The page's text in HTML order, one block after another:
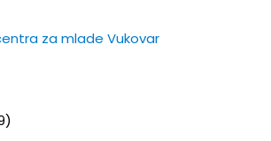
za mlade Vukovar